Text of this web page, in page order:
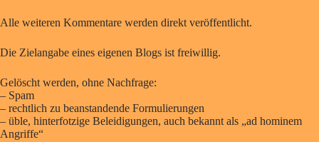
Alle weiteren Kommentare werden direkt veröffentlicht.
Die Zielangabe eines eigenen Blogs ist freiwillig.
Gelöscht werden, ohne Nachfrage:
– Spam
– rechtlich zu beanstandende Formulierungen
– üble, hinterfotzige Beleidigungen, auch bekannt als „ad hominem
Angriffe“